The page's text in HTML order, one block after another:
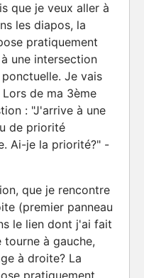
que je veux aller à
les diapos, la
pratiquement
une intersection
Je vais
de ma 3ème
: "J'arrive à une
de priorité
Ai-je la priorité?" -
que je rencontre
(premier panneau
le lien dont j'ai fait
à gauche,
à droite? La
pratiquement